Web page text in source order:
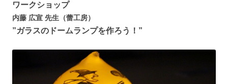
ワークショップ
内藤 広宣 先生（蕾工房）
”ガラスのドームランプを作ろう！”